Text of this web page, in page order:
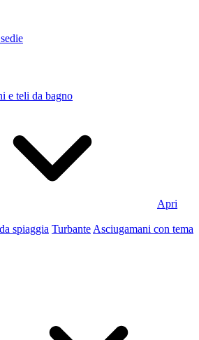
e teli da bagno
Apri
spiaggia Turbante Asciugamani con tema